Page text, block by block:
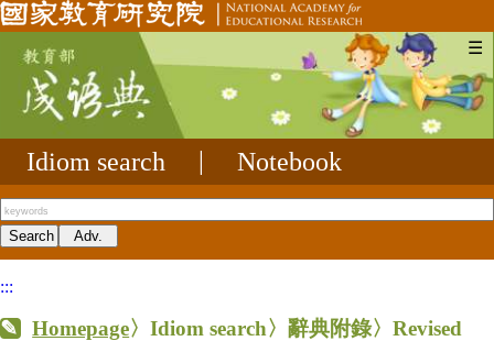
☰
Idiom search Notebook
:::
Homepage〉Idiom search〉辭典附錄〉Revised